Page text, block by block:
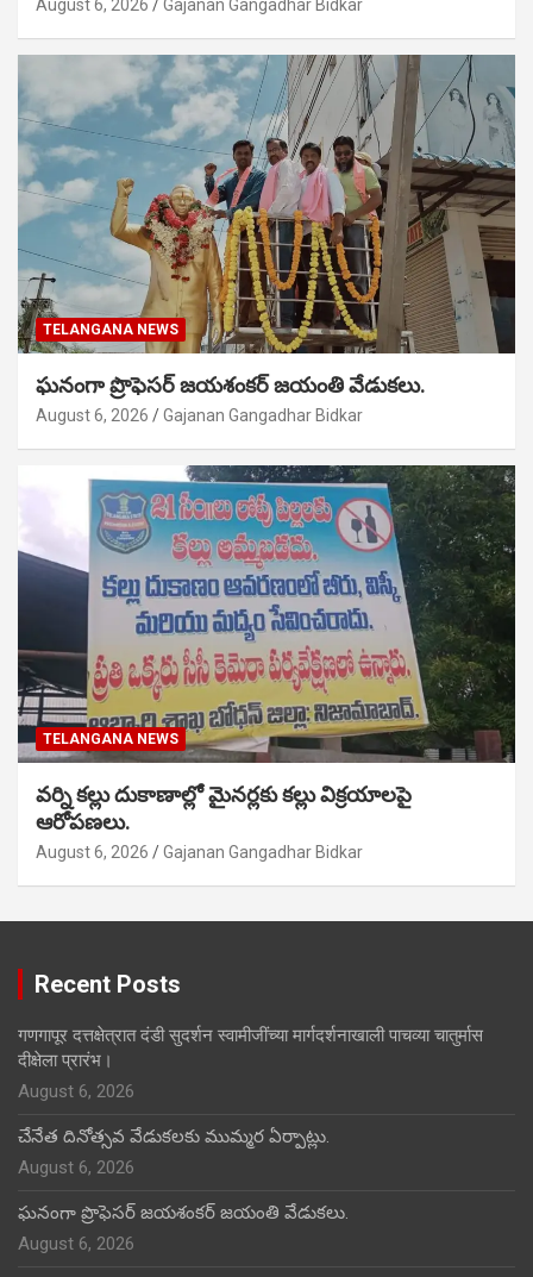
August 6, 2026 Gajanan Gangadhar Bidkar
TELANGANA NEWS
ఘనంగా ప్రొఫెసర్ జయశంకర్ జయంతి వేడుకలు.
August 6, 2026 Gajanan Gangadhar Bidkar
TELANGANA NEWS
వర్ని కల్లు దుకాణాల్లో మైనర్లకు కల్లు విక్రయాలపై
ఆరోపణలు.
August 6, 2026 Gajanan Gangadhar Bidkar
Recent Posts
गणगापूर दत्तक्षेत्रात दंडी सुदर्शन स्वामीजींच्या मार्गदर्शनाखाली पाचव्या चातुर्मास
दीक्षेला प्रारंभ।
August 6, 2026
చేనేత దినోత్సవ వేడుకలకు ముమ్మర ఏర్పాట్లు.
August 6, 2026
ఘనంగా ప్రొఫెసర్ జయశంకర్ జయంతి వేడుకలు.
August 6, 2026